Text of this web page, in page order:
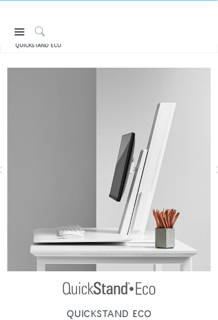
Open
Navigation
Menuto
Opens
Facebook
Opens
to
Twitter
Opens
to
Linkedin
Opens
to
Instagram
Opens
to
Humanscale
Opens
to
Pinterest
Opens
to
YouTube
EFLOAT GO 2.0
모두 보기 높이 조절 솔루션
QUICKSTAND ECO
QUICKSTAND ECO